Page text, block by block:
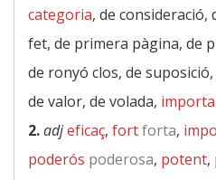
categoria, de consideració,
fet, de primera pàgina, de
de ronyó clos, de
de valor, de volada,
2.adjeficaç, fortforta,
poderós poderosa, potent,